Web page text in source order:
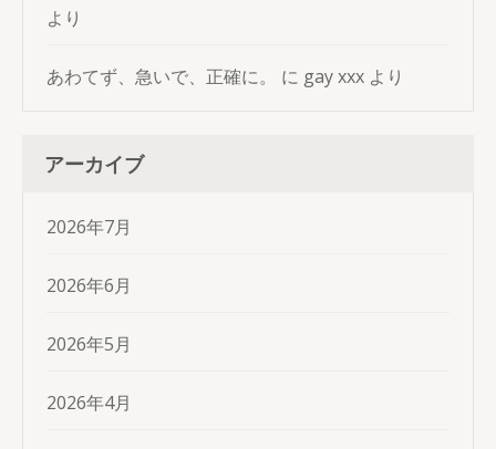
より
あわてず、急いで、正確に。 に gay xxx より
アーカイブ
2026年7月
2026年6月
2026年5月
2026年4月